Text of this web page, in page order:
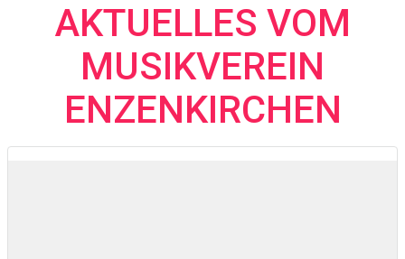
AKTUELLES VOM
MUSIKVEREIN
ENZENKIRCHEN